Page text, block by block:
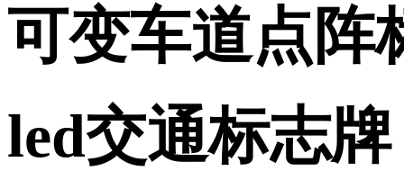
可变车道点阵
led交通标志牌